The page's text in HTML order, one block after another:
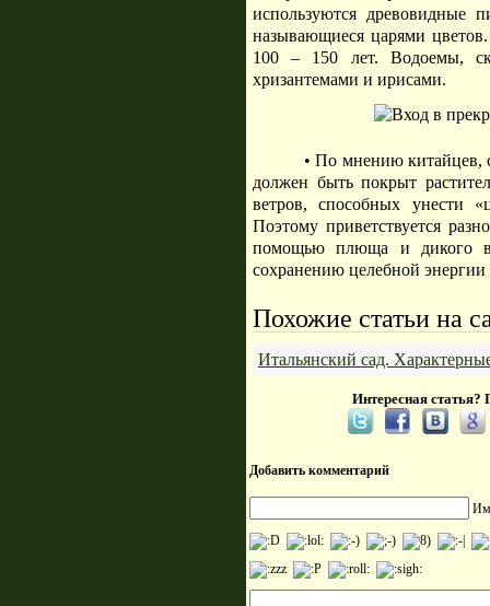
используются
называющиеся царями
100 – 150 лет. Водоемы,
хризантемами и ирисами.
• По мнению китайцев,
должен быть покрыт
ветров, способных унести
Поэтому приветствуется
помощью плюща и дикого
сохранению целебной
Похожие статьи на
Итальянский сад.
Интересная
Добавить комментарий